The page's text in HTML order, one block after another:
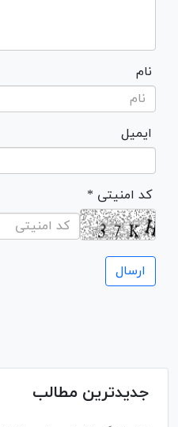
نام
ایمیل
* کد امنیتی
جدیدترین مطالب